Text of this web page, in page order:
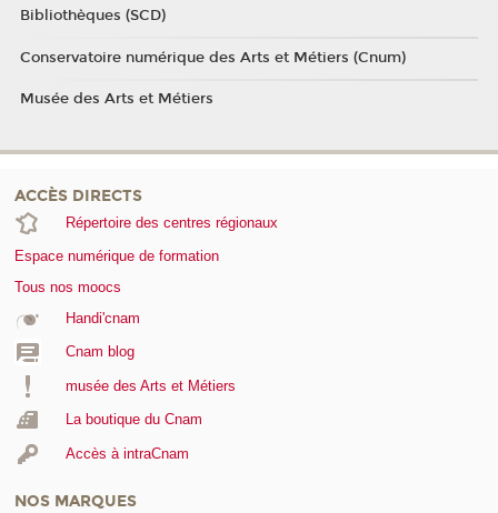
Bibliothèques (SCD)
Conservatoire numérique des Arts et Métiers (Cnum)
Musée des Arts et Métiers
ACCÈS DIRECTS
Répertoire des centres régionaux
Espace numérique de formation
Tous nos moocs
Handi'cnam
Cnam blog
musée des Arts et Métiers
La boutique du Cnam
Accès à intraCnam
NOS MARQUES